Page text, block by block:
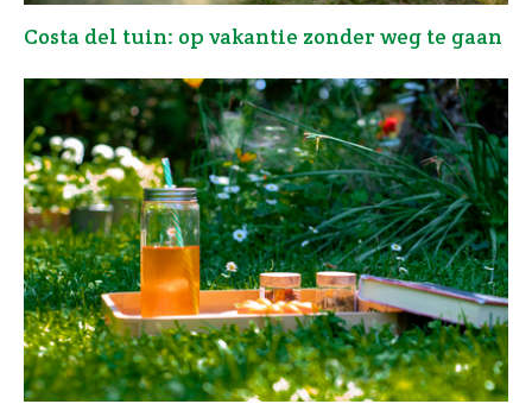
Costa del tuin: op vakantie zonder weg te gaan